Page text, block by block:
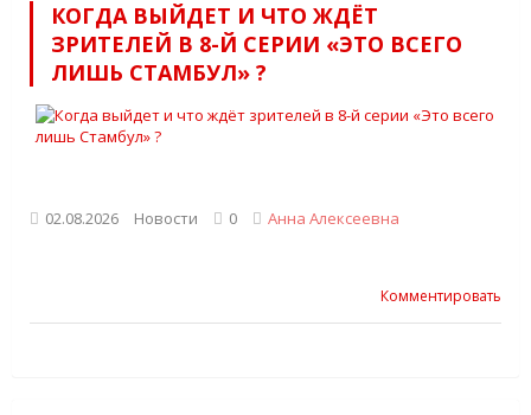
КОГДА ВЫЙДЕТ И ЧТО ЖДЁТ
ЗРИТЕЛЕЙ В 8-Й СЕРИИ «ЭТО ВСЕГО
ЛИШЬ СТАМБУЛ» ?
02.08.2026 Новости 0 Анна Алексеевна
Комментировать